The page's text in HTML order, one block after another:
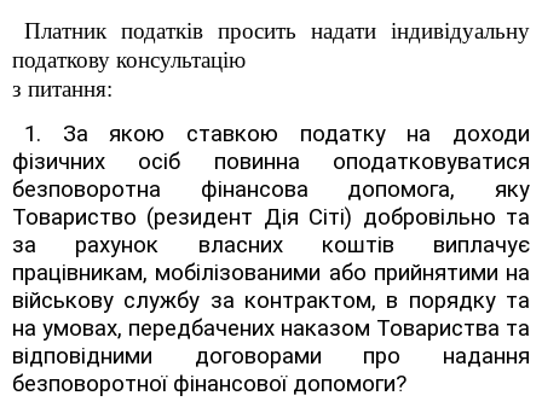
Платник податків просить надати індивідуальну
податкову консультацію
з питання:
1. За якою ставкою податку на доходи
фізичних осіб повинна оподатковуватися
безповоротна фінансова допомога, яку
Товариство (резидент Дія Сіті) добровільно та
за рахунок власних коштів виплачує
працівникам, мобілізованими або прийнятими на
військову службу за контрактом, в порядку та
на умовах, передбачених наказом Товариства та
відповідними договорами про надання
безповоротної фінансової допомоги?